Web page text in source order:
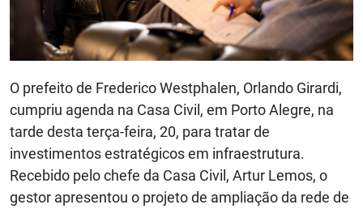
O prefeito de Frederico Westphalen, Orlando Girardi,
cumpriu agenda na Casa Civil, em Porto Alegre, na
tarde desta terça-feira, 20, para tratar de
investimentos estratégicos em infraestrutura.
Recebido pelo chefe da Casa Civil, Artur Lemos, o
gestor apresentou o projeto de ampliação da rede de